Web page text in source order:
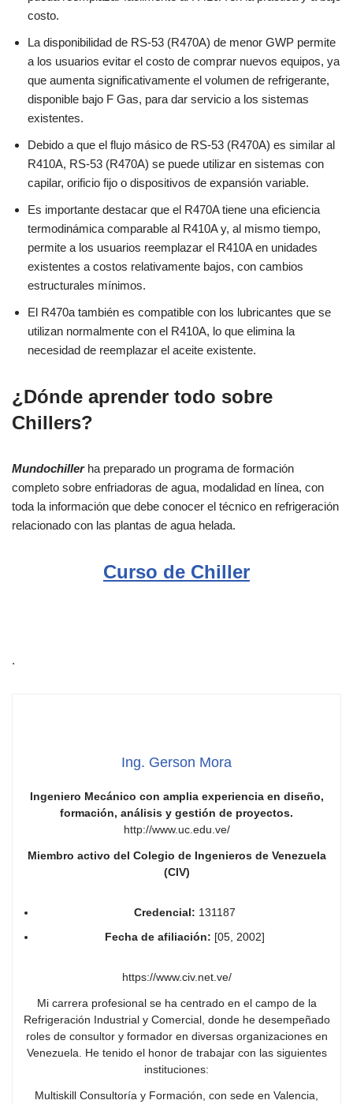
costo.
La disponibilidad de RS-53 (R470A) de menor GWP permite
a los usuarios evitar el costo de comprar nuevos equipos, ya
que aumenta significativamente el volumen de refrigerante,
disponible bajo F Gas, para dar servicio a los sistemas
existentes.
Debido a que el flujo másico de RS-53 (R470A) es similar al
R410A, RS-53 (R470A) se puede utilizar en sistemas con
capilar, orificio fijo o dispositivos de expansión variable.
Es importante destacar que el R470A tiene una eficiencia
termodinámica comparable al R410A y, al mismo tiempo,
permite a los usuarios reemplazar el R410A en unidades
existentes a costos relativamente bajos, con cambios
estructurales mínimos.
El R470a también es compatible con los lubricantes que se
utilizan normalmente con el R410A, lo que elimina la
necesidad de reemplazar el aceite existente.
¿Dónde aprender todo sobre
Chillers?
Mundochiller ha preparado un programa de formación
completo sobre enfriadoras de agua, modalidad en línea, con
toda la información que debe conocer el técnico en refrigeración
relacionado con las plantas de agua helada.
Curso de Chiller
.
Ing. Gerson Mora
Ingeniero Mecánico con amplia experiencia en diseño,
formación, análisis y gestión de proyectos.
http://www.uc.edu.ve/
Miembro activo del Colegio de Ingenieros de Venezuela
(CIV)
Credencial: 131187
Fecha de afiliación: [05, 2002]
https://www.civ.net.ve/
Mi carrera profesional se ha centrado en el campo de la
Refrigeración Industrial y Comercial, donde he desempeñado
roles de consultor y formador en diversas organizaciones en
Venezuela. He tenido el honor de trabajar con las siguientes
instituciones:
Multiskill Consultoría y Formación, con sede en Valencia,